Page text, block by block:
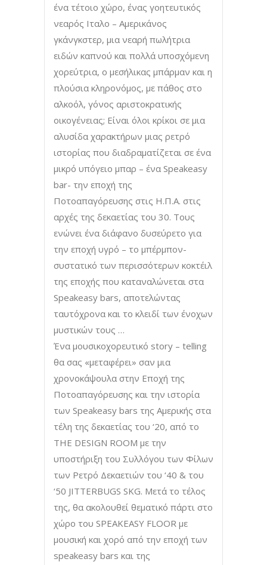
ένα τέτοιο χώρο, ένας γοητευτικός
νεαρός Ιταλο – Αμερικάνος
γκάνγκστερ, µια νεαρή πωλήτρια
ειδών καπνού και πολλά υποσχόμενη
χορεύτρια, ο μεσήλικας µπάρµαν και η
πλούσια κληρονόμος, µε πάθος στο
αλκοόλ, γόνος αριστοκρατικής
οικογένειας; Είναι όλοι κρίκοι σε µια
αλυσίδα χαρακτήρων µιας ρετρό
ιστορίας που διαδραματίζεται σε ένα
μικρό υπόγειο µπαρ – ένα Speakeasy
bar- την εποχή της
Ποτοαπαγόρευσης στις Η.Π.Α. στις
αρχές της δεκαετίας του 30. Τους
ενώνει ένα διάφανο δυσεύρετο για
την εποχή υγρό – το µπέρµπον-
συστατικό των περισσότερων κοκτέιλ
της εποχής που καταναλώνεται στα
Speakeasy bars, αποτελώντας
ταυτόχρονα και το κλειδί των ένοχων
μυστικών τους …
Ένα μουσικοχορευτικό story – telling
θα σας «μεταφέρει» σαν μια
χρονοκάψουλα στην Εποχή της
Ποτοαπαγόρευσης και την ιστορία
των Speakeasy bars της Αμερικής στα
τέλη της δεκαετίας του ‘20, από το
THE DESIGN ROOM µε την
υποστήριξη του Συλλόγου των Φίλων
των Ρετρό Δεκαετιών του ‘40 & του
‘50 JITTERBUGS SKG. Μετά το τέλος
της, θα ακολουθεί θεματικό πάρτι στο
χώρο του SPEAKEASY FLOOR µε
µουσική και χορό από την εποχή των
speakeasy bars και της